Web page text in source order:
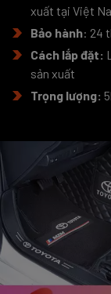
xuất tại Việt
Bảo hành: 24
Cách lắp đặt:
sản xuất
Trọng lượng: